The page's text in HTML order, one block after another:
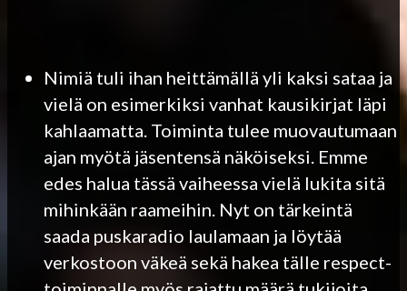
Nimiä tuli ihan heittämällä yli kaksi sataa ja
vielä on esimerkiksi vanhat kausikirjat läpi
kahlaamatta. Toiminta tulee muovautumaan
ajan myötä jäsentensä näköiseksi. Emme
edes halua tässä vaiheessa vielä lukita sitä
mihinkään raameihin. Nyt on tärkeintä
saada puskaradio laulamaan ja löytää
verkostoon väkeä sekä hakea tälle respect-